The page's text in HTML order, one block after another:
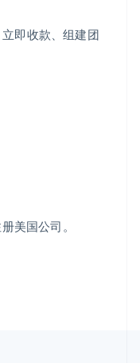
即收款、组建团
美国公司。